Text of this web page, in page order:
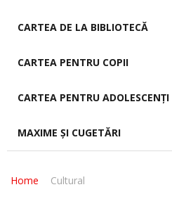
CARTEA DE LA BIBLIOTECĂ
CARTEA PENTRU COPII
CARTEA PENTRU ADOLESCENȚI
MAXIME ȘI CUGETĂRI
Home Cultural